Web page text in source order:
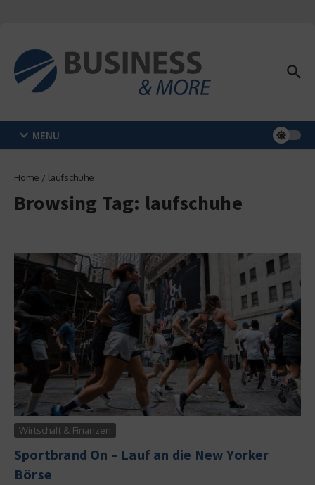
MENU
Home / laufschuhe
Browsing Tag: laufschuhe
Wirtschaft & Finanzen
Sportbrand On – Lauf an die New Yorker
Börse